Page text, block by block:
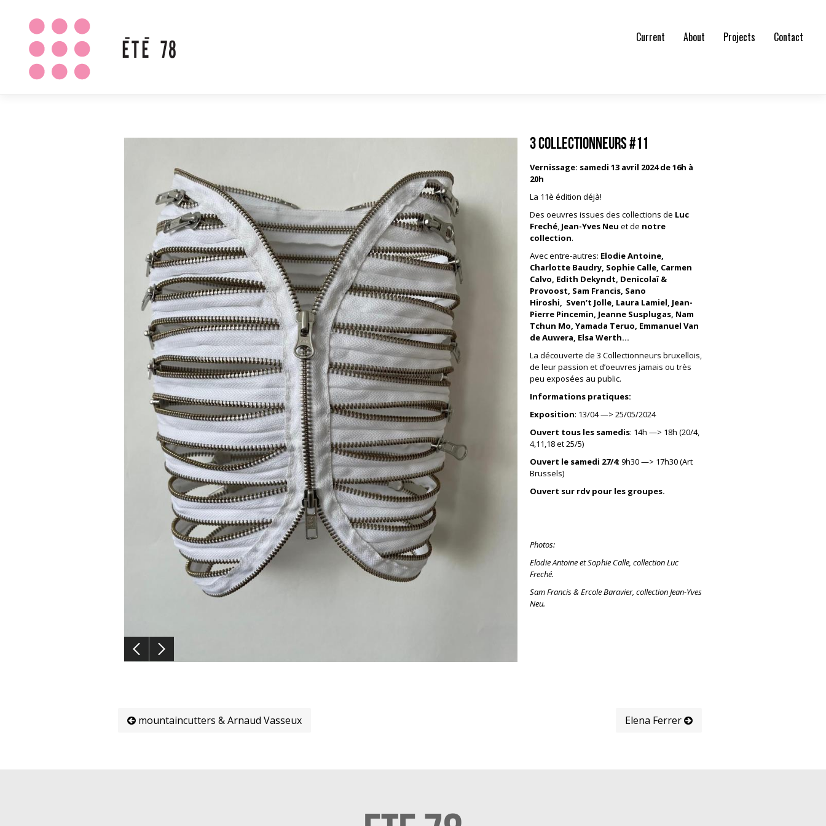
Current About Projects Contact
3 Collectionneurs #11
Vernissage: samedi 13 avril 2024 de 16h à
20h
La 11è édition déjà!
Des oeuvres issues des collections de Luc
Freché, Jean-Yves Neu et de notre
collection.
Avec entre-autres: Elodie Antoine,
Charlotte Baudry, Sophie Calle, Carmen
Calvo, Edith Dekyndt, Denicolaï &
Provoost, Sam Francis, Sano
Hiroshi, Sven’t Jolle, Laura Lamiel, Jean-
Pierre Pincemin, Jeanne Susplugas, Nam
Tchun Mo, Yamada Teruo, Emmanuel Van
de Auwera, Elsa Werth…
La découverte de 3 Collectionneurs bruxellois,
de leur passion et d’oeuvres jamais ou très
peu exposées au public.
Informations pratiques:
Exposition: 13/04 —> 25/05/2024
Ouvert tous les samedis: 14h —> 18h (20/4,
4,11,18 et 25/5)
Ouvert le samedi 27/4: 9h30 —> 17h30 (Art
Brussels)
Ouvert sur rdv pour les groupes.
Photos:
Elodie Antoine et Sophie Calle, collection Luc
Freché.
Sam Francis & Ercole Baravier, collection Jean-Yves
Neu.
Elena Ferrer
mountaincutters & Arnaud Vasseux